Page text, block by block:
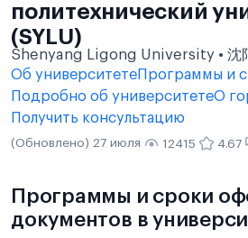
политехнический
(SYLU)
Shenyang Ligong University • 沈
Об университетеПрограммы и
Подробно об университетеО
Получить консультацию
(Обновлено) 27 июля 12415 4.67
Программы и сроки
документов в